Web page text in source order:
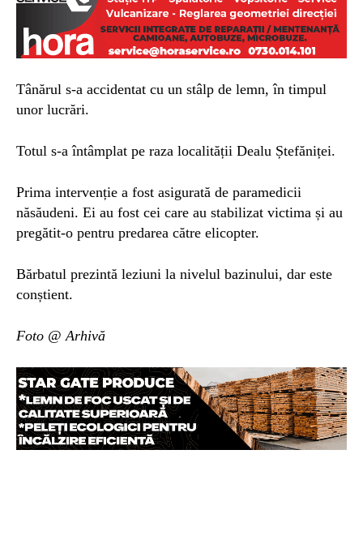
Tânărul s-a accidentat cu un stâlp de lemn, în timpul
unor lucrări.
Totul s-a întâmplat pe raza localității Dealu Ștefăniței.
Prima intervenție a fost asigurată de paramedicii
năsăudeni. Ei au fost cei care au stabilizat victima și au
pregătit-o pentru predarea către elicopter.
Bărbatul prezintă leziuni la nivelul bazinului, dar este
conștient.
Foto @ Arhivă